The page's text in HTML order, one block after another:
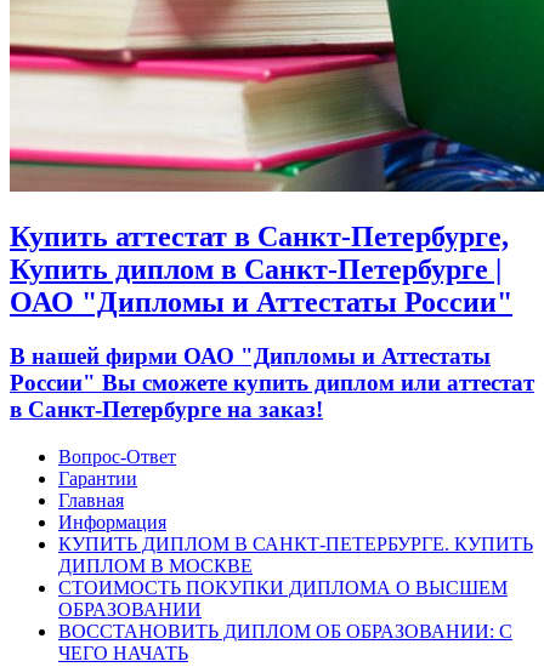
Купить аттестат в Санкт-Петербурге,
Купить диплом в Санкт-Петербурге |
ОАО "Дипломы и Аттестаты России"
В нашей фирми ОАО "Дипломы и Аттестаты
России" Вы сможете купить диплом или аттестат
в Санкт-Петербурге на заказ!
Вопрос-Ответ
Гарантии
Главная
Информация
КУПИТЬ ДИПЛОМ В САНКТ-ПЕТЕРБУРГЕ. КУПИТЬ
ДИПЛОМ В МОСКВЕ
СТОИМОСТЬ ПОКУПКИ ДИПЛОМА О ВЫСШЕМ
ОБРАЗОВАНИИ
ВОССТАНОВИТЬ ДИПЛОМ ОБ ОБРАЗОВАНИИ: С
ЧЕГО НАЧАТЬ